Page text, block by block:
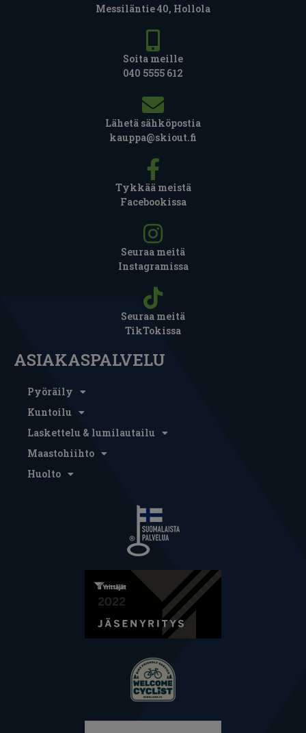
Messiläntie 40, Hollola
Soita meille
040 5555 612
Lähetä sähköpostia
kauppa@skiout.fi
Tykkää meistä
Facebookissa
Seuraa meitä
Instagramissa
Seuraa meitä
TikTokissa
ASIAKASPALVELU
Pyöräily
Kuntoilu
Laskettelu & lumilautailu
Maastohiihto
Huolto